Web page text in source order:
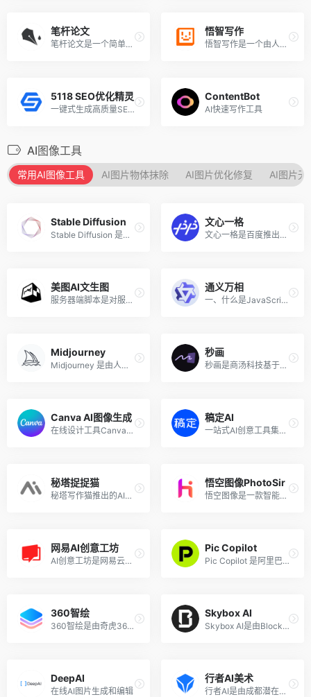
笔杆论文
笔杆论文是一个简单高效的AI论文写作辅助平台，支持通过网页版和移动端APP使用。该AI论文写作助手提供沉浸式论文写作+写作模板+智能提纲推荐+写作思路推荐+论文查重等一站式的论文服务，为学生和研究人员提供了全方位的论文撰写支持。笔杆论文不仅简化了论文写作的流程，还提升了论文的质量和学术价值，是学术研究和论文撰写的理想选择。
悟智写作
悟智写作是一个由人工智能技术驱动的内容创作平台，旨在帮助用户高效地创作出高质量的文本内容。该AI写作工具提供了超过100种不同行业和场景的文本模板，无论是撰写广告文案、学术文章、电子邮件、产品描述，还是创作吸引人的标题，用户都能在几分钟内完成。
5118 SEO优化精灵
一键式生成高质量SEO文章，提高搜索引擎排名获得更多流量
ContentBot
AI快速写作工具
AI图像工具
常用AI图像工具 AI图片物体抹除 AI图片优化修复 AI图片无
Stable Diffusion
Stable Diffusion 是于2022年发布的一个基于深度学习的文本到图像生成模型，该模型主要用于生成以文本描述为条件的详细图像和插画，由初创公司 StabilityAI 与一些学术研究人员和非营利组织合作开发的。
文心一格
文心一格是百度推出的基于文心大模型能力的AI艺术和创意辅助平台，在这里用户可以生成不同风格、独一无二的创意画作，为设计提供灵感、为创作带来更多创意。
美图AI文生图
服务器端脚本是对服务器行为...
通义万相
一、什么是JavaScript? JavaS...
Midjourney
Midjourney 是由人工智能研究实验室 Midjourney, Inc. 开发的AI图像生成工具，可以根据输入的文本提示生成图像。该程序于2022年7月12日进入公开测试阶段，用户可以通过 Discord 的机器人指令进行操作，创作出许多不同风格的图像作品。
秒画
秒画是商汤科技基于70亿参数的自研Artist作画大模型而推出的AI绘画创作平台，简单易上手即可轻松定制生成图片。商汤秒画支持文生图和图生图的提示方式，结合精准控制和风格模型，可随时随地生成高质量画作内容。
Canva AI图像生成
在线设计工具Canva推出的AI图像生成工具
稿定AI
一站式AI创意工具集合，AI绘图、场景生成，商品合成
秘塔捉捉猫
秘塔写作猫推出的AI文字到图像生成工具
悟空图像PhotoSir
悟空图像是一款智能好用的专业图像处理软件，是国内团队北京亦心科技有限公司开发的一款可全面替代Adobe Photoshop的图像软件。该软件采用全新的设计理念和人工智能算法，让每个用户都能快速上手、快速出图。内置AI作画、AI抠图、AI风格化等AI功能，不仅满足创意设计、图片编辑的需求，还可以赋能日常办公、元宇宙、教育科研等领域。
网易AI创意工坊
AI创意工坊是网易云课堂官方推出的AI作画平台，基于Stable Diffusion，提供网页版的原生SD界面，无需本地安装配置环境，并提供丰富的模型和插件，帮助用户快速出图。
Pic Copilot
Pic Copilot 是阿里巴巴国际站推出的AIGC商品营销图制作工具，该AI电商作图神器基于阿里巴巴国际站的海量外贸商品信息数据库，训练出了能凸显商品独特竞争力和卖点的图像模型，只需简单几步，即可快速生成高点击率的商品营销图，目的是帮助跨境电商和海外商家提升商品点击率。
360智绘
360智绘是由奇虎360科技推出的一款智能图片生成和AI绘画的工具，通过强大的算法，用户只需输入简单的关键词和文本描述便可生成专属于自己的独家图片。360智绘提供文生图、图生图、AI写真、LoRA模型训练等功能，全方面地辅助用户将想象绘制成现实。
Skybox AI
Skybox AI是由Blockade Labs推出的AI在线生成和合成360°全景图片的工具，该人工智能驱动的工具，可以从图像中生成全景图。提供了一系列的风格可选择，包括幻想风景、动漫艺术风格、超现实风格、数字绘画、、星云、现实主义、科幻梦幻和室内景观等。
DeepAI
在线AI图片生成和编辑
行者AI美术
行者AI是由成都潜在人工智能科技有限公司开发的AI美术、音乐、视频工具箱，致力于使用人工智能和机器学习技术提高游戏和文娱行业的生产力，打造一个游戏行业从研发到营销的一站式AI赋能平台。行者AI美术是行者AI推出的AI绘图创作解决方案，帮助用户激发灵感，创作更多可能。